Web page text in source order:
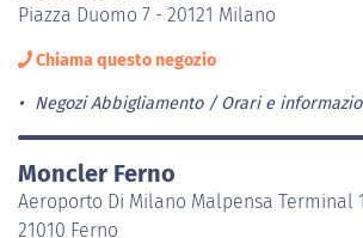
Piazza Duomo 7 - 20121 Milano
Chiama questo negozio
Negozi Abbigliamento Orari e
Moncler Ferno
Aeroporto Di Milano Malpensa Terminal
21010 Ferno